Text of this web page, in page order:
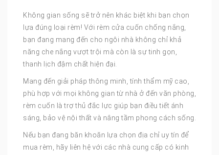
Không gian sống sẽ trở nên khác biệt khi bạn chọn
lựa đúng loại rèm! Với rèm cửa cuốn chống nắng,
bạn đang mang đến cho ngôi nhà không chỉ khả
năng che nắng vượt trội mà còn là sự tinh gọn,
thanh lịch đậm chất hiện đại.
Mang đến giải pháp thông minh, tính thẩm mỹ cao,
phù hợp với mọi không gian từ nhà ở đến văn phòng,
rèm cuốn là trợ thủ đắc lực giúp bạn điều tiết ánh
sáng, bảo vệ nội thất và nâng tầm phong cách sống.
Nếu bạn đang băn khoăn lựa chọn địa chỉ uy tín để
mua rèm, hãy liên hệ với các nhà cung cấp có kinh